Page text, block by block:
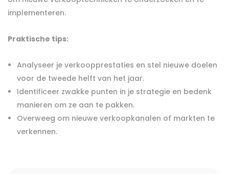
implementeren.
Praktische tips:
Analyseer je verkoopprestaties en stel nieuwe doelen
voor de tweede helft van het jaar.
Identificeer zwakke punten in je strategie en bedenk
manieren om ze aan te pakken.
Overweeg om nieuwe verkoopkanalen of markten te
verkennen.